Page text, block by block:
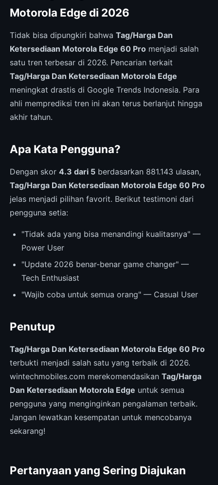
Motorola Edge di 2026
Tidak bisa dipungkiri bahwa Tag/Harga Dan
Ketersediaan Motorola Edge 60 Pro menjadi salah
satu tren terbesar di 2026. Pencarian terkait
Tag/Harga Dan Ketersediaan Motorola Edge
meningkat drastis di Google Trends Indonesia. Para
ahli memprediksi tren ini akan terus berlanjut hingga
akhir tahun.
Apa Kata Pengguna?
Dengan skor 4.3 dari 5 berdasarkan 881.143 ulasan,
Tag/Harga Dan Ketersediaan Motorola Edge 60 Pro
jelas menjadi pilihan favorit. Berikut testimoni dari
pengguna setia:
"Tidak ada yang bisa menandingi kualitasnya" —
Power User
"Update 2026 benar-benar game changer" —
Tech Enthusiast
"Wajib coba untuk semua orang" — Casual User
Penutup
Tag/Harga Dan Ketersediaan Motorola Edge 60 Pro
terbukti menjadi salah satu yang terbaik di 2026.
wintechmobiles.com merekomendasikan Tag/Harga
Dan Ketersediaan Motorola Edge untuk semua
pengguna yang menginginkan pengalaman terbaik.
Jangan lewatkan kesempatan untuk mencobanya
sekarang!
Pertanyaan yang Sering Diajukan